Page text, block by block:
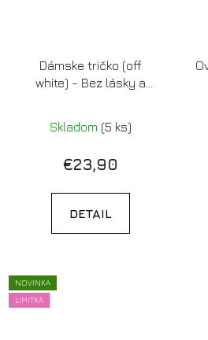
Dámske tričko (off
white) - Bez lásky a
Skladom (5 ks)
€23,90
DETAIL
NOVINKA
LIMITKA